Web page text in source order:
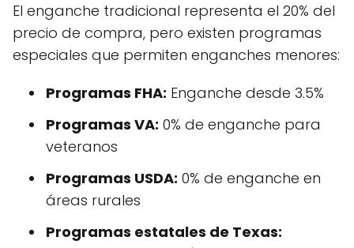
El enganche tradicional representa el 20% del
precio de compra, pero existen programas
especiales que permiten enganches menores:
Programas FHA: Enganche desde 3.5%
Programas VA: 0% de enganche para
veteranos
Programas USDA: 0% de enganche en
áreas rurales
Programas estatales de Texas: